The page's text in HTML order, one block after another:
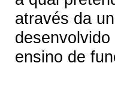
através da
ensino de